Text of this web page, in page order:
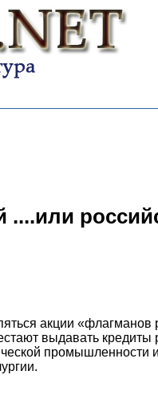
акции «флагманов
выдавать кредиты